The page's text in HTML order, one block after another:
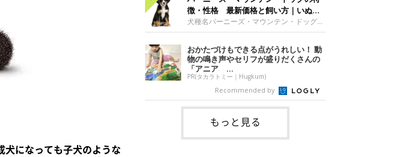
犬になっても子犬のような
る優しい犬です。※参考／『日本と世界の
犬のカタログ』（成美堂出版）性格サモエ
ドの性格は
ひとつでしょう。骨が細いので、骨折には
注意が必要です。脚にかかる負担につい
て、家庭でしっかりケアしてあげれば、優
はずです。 ※参考／『日本と世界の犬のカ
タログ』（成美堂出版）性格ウィペットな
ープテリアウエスト・ハイランド・ホワイ
ト・テリアの魅力くりっとした瞳にニンジ
ンのような形の尻尾、愛きょうのあるしぐ
さ……成犬になっても子犬のようなあどけ
ない姿がキュートな印象です。元猟犬とし
て、小さいながらも力強く筋肉質な体つき
で、スタミナも旺盛。とても活発に動き回
る陽気なテリアの代表格です。※参考／
『日本と世界の犬のカタログ』（成美堂出
版）性格スコットランド原産のテリア
徴・性格 最新価格と飼い方｜いぬの
きもち 犬図鑑
犬種名バーニーズ・マウンテン・ドッグ英
語名Bernese Mountain Dog原産国スイス
サイズ大型犬グループ使役犬 バーニー
ズ・マウンテン・ドッグの魅力温和で飼い
主に従順、甘えることが大好きな、人なつ
こい犬が多いです。体が大きいわりに活発
で、よく動きます。とくに青年期は、大変
活発で、遊んだり、走り回ったりします。
祖先は山岳地帯を動き回っていたため、と
てもタフ。食欲も旺盛でよく食べますの
で、肥満と運度不足防止のためにもかなり
の運動量が必要になります。アウトドアで
おかたづけもできる点がうれしい！ 動
物の鳴き声やセリフが盛りだくさんの
「アニア ...
PR(タカラトミー｜Hugkum)
Recommended by
もっと見る